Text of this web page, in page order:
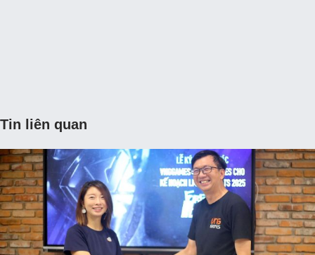
Tin liên quan